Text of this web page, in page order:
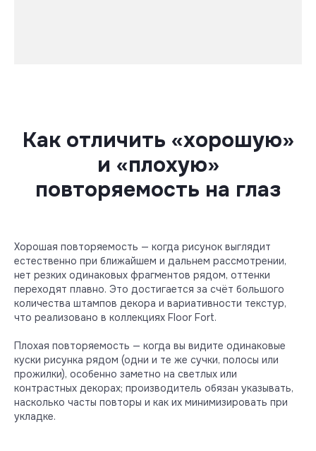
Как отличить «хорошую»
и «плохую»
повторяемость на глаз
Хорошая повторяемость — когда рисунок выглядит
естественно при ближайшем и дальнем рассмотрении,
нет резких одинаковых фрагментов рядом, оттенки
переходят плавно. Это достигается за счёт большого
количества штампов декора и вариативности текстур,
что реализовано в коллекциях Floor Fort.
Плохая повторяемость — когда вы видите одинаковые
куски рисунка рядом (одни и те же сучки, полосы или
прожилки), особенно заметно на светлых или
контрастных декорах; производитель обязан указывать,
насколько часты повторы и как их минимизировать при
укладке.
Ламинат
Инструменты для монтажа
Дверные стопперы